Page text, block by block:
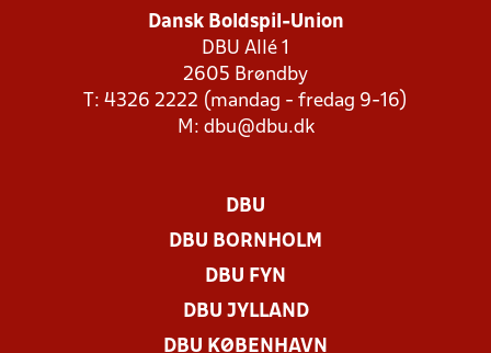
Dansk Boldspil-Union
DBU Allé 1
2605 Brøndby
T: 4326 2222 (mandag - fredag 9-16)
M: dbu@dbu.dk
DBU
DBU BORNHOLM
DBU FYN
DBU JYLLAND
DBU KØBENHAVN